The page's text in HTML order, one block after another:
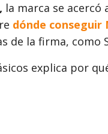
la marca se acercó
dónde conseguir
la firma, como
explica por